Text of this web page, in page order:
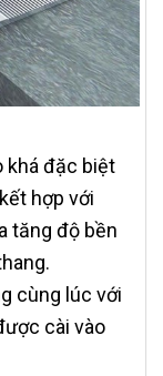
khá đặc biệt
hợp với
tăng độ bền
cùng lúc với
cài vào